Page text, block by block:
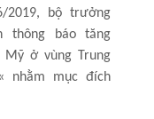
2019, bộ trưởng
thông báo tăng
ở vùng Trung
nhằm mục đích